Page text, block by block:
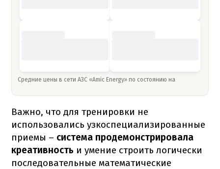
Средние цены в сети АЗС «Amic Energy» по состоянию на
Важно, что для тренировки не
использовались узкоспециализированные
приемы – система продемонстрировала
креативность и умение строить логически
последовательные математические